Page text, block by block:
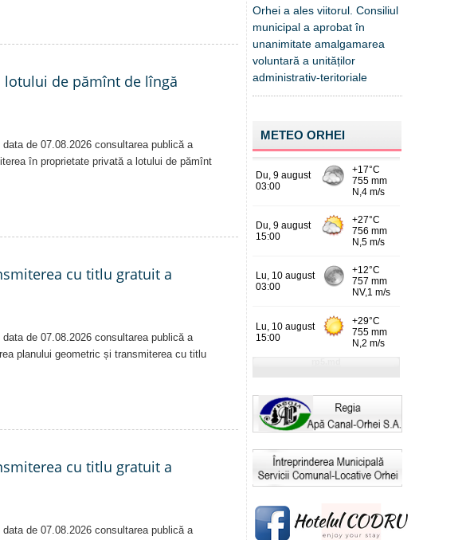
de pămînt de lîngă
de 07.08.2026 consultarea publică a
în proprietate privată a lotului de pămînt
cu titlu gratuit a
de 07.08.2026 consultarea publică a
planului geometric și transmiterea cu titlu
cu titlu gratuit a
de 07.08.2026 consultarea publică a
Orhei a ales viitorul. Consiliul
municipal a aprobat în
unanimitate amalgamarea
voluntară a unităților
administrativ-teritoriale
METEO ORHEI